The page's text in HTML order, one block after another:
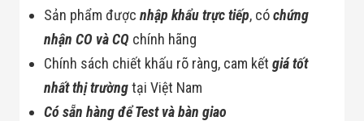
Sản phẩm đượcnhập khẩu trực tiếp, cóchứng
nhận CO và CQ chính hãng
Chính sách chiết khấu rõ ràng, cam kếtgiá tốt
nhất thị trườngtại Việt Nam
Có sẵn hàng để Test và bàn giao